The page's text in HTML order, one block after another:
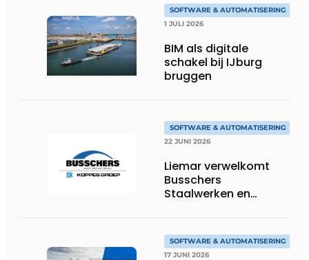
SOFTWARE & AUTOMATISERING
1 JULI 2026
BIM als digitale
schakel bij IJburg
bruggen
SOFTWARE & AUTOMATISERING
22 JUNI 2026
Liemar verwelkomt
Busschers
Staalwerken en
SOFTWARE & AUTOMATISERING
17 JUNI 2026